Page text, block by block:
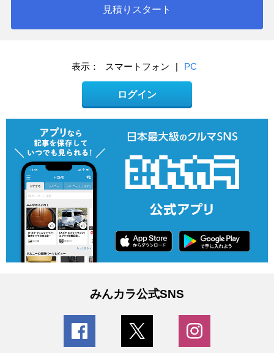
見積りスタート
表示： スマートフォン | PC
ログイン
みんカラ公式SNS